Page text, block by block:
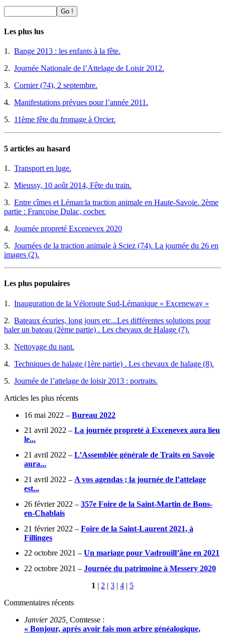
Les plus lus
1. Bange 2013 : les enfants à la fête.
2. Journée Nationale de l’Attelage de Loisir 2012.
3. Cornier (74), 2 septembre.
4. Manifestations prévues pour l’année 2011.
5. 11ème fête du fromage à Orcier.
5 articles au hasard
1. Transport en luge.
2. Mieussy, 10 août 2014, Fête du train.
3. Entre cîmes et Léman:la traction animale en Haute-Savoie. 2ème
partie : Françoise Dulac, cocher.
4. Journée propreté Excenevex 2020
5. Journées de la traction animale à Sciez (74). La journée du 26 en
images (2).
Les plus populaires
1. Inauguration de la Véloroute Sud-Lémanique « Exceneway »
2. Bateaux écuries, long jours etc...Les différentes solutions pour
haler un bateau (2ème partie) . Les chevaux de Halage (7).
3. Nettoyage du nant.
4. Techniques de halage (1ère partie) . Les chevaux de halage (8).
5. Journée de l’attelage de loisir 2013 : portraits.
Articles les plus récents
16 mai 2022 – Bureau 2022
21 avril 2022 – La journée propreté à Excenevex aura lieu
le...
21 avril 2022 – L’Assemblée générale de Traits en Savoie
aura...
21 avril 2022 – A vos agendas ; la journée de l’attelage
est...
26 février 2022 – 357e Foire de la Saint-Martin de Bons-
en-Chablais
21 février 2022 – Foire de la Saint-Laurent 2021, à
Fillinges
22 octobre 2021 – Un mariage pour Vadrouill’âne en 2021
22 octobre 2021 – Journée du patrimoine à Messery 2020
1 | 2 | 3 | 4 | 5
Commentaires récents
Janvier 2025, Comtesse :
« Bonjour, après avoir fais mon arbre généalogique,